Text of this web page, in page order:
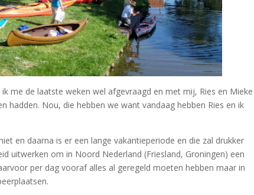
me de laatste weken wel afgevraagd en met mij, Ries en Mieke
hadden. Nou, die hebben we want vandaag hebben Ries en ik
en daarna is er een lange vakantieperiode en die zal drukker
uitwerken om in Noord Nederland (Friesland, Groningen) een
per dag vooraf alles al geregeld moeten hebben maar in